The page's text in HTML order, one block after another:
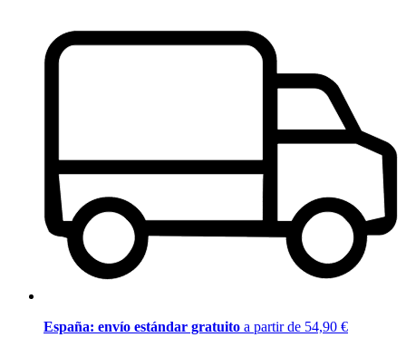
España: envío estándar gratuito a partir de 54,90 €